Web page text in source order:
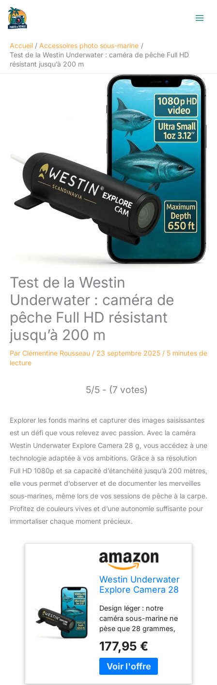
Aller
contenu
Accueil
Accessoires photo sous-marine
Test de la Westin Underwater : caméra de pêche Full HD
résistant jusqu’à 200 m
Test de la Westin
Underwater : caméra de
pêche Full HD résistant
jusqu’à 200 m
Par Clémentine Rousseau / 23 septembre 2025 / 5 minutes de
lecture
5/5 - (7 votes)
Explorer les fonds marins et capturer des images saisissantes
est un défi que vous relevez avec passion. Avec la caméra
Westin Underwater Explore Camera 28 g, vous accédez à une
technologie adaptée à vos ambitions. Grâce à sa résolution
Full HD 1080p et sa capacité d’étanchéité jusqu’à 200 mètres,
elle vous permet d’observer et de documenter les merveilles
sous-marines, même lors de vos sessions de pêche à la carpe.
Profitez de couleurs vives et d’une autonomie suffisante pour
immortaliser chaque moment précieux.
Westin Underwater
Explore Camera 28
pêche pour la
pêche à la Carpe,
caméra de Trail
avec Full HD 1080p,
étanche 200 m,
Couleurs Vives,
Batterie 1 h 25 Min
Design léger : notre
caméra sous-marine ne
pèse que 28 grammes,
étanche parfaite pour la
pêche. Capturez chaque
instant sans effort avec
177,95 €
R
e
h